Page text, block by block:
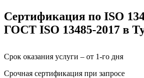
Сертификация по ISO
ГОСТ ISO 13485-2017 в
Срок оказания услуги – от 1-го дня
Срочная сертификация при запросе